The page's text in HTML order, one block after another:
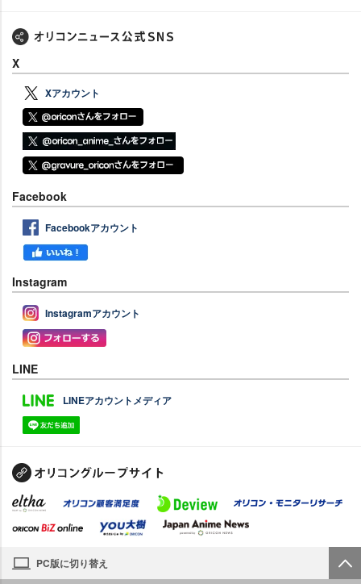
X
Xアカウント
Facebook
Facebookアカウント
Instagram
Instagramアカウント
LINE
LINEアカウントメディア
PC版に切り替え